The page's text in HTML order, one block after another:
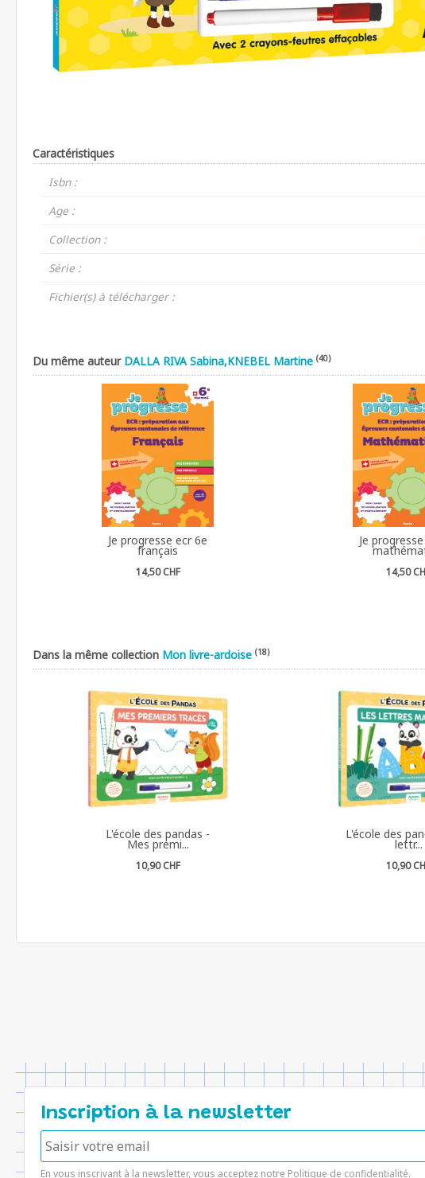
Caractéristiques
Isbn :
Age :
Collection :
Série :
Fichier(s) à télécharger :
Du même auteur DALLA RIVA Sabina,KNEBEL Martine (40)
Je progresse ecr 6e
français
14,50 CHF
Je
14,50
Dans la même collection Mon livre-ardoise (18)
L'école des pandas -
Mes premi...
10,90 CHF
L'école des
lettr...
10,90
Inscription à la newsletter
En vous inscrivant à la newsletter, vous acceptez notre Politique de confidentialité.